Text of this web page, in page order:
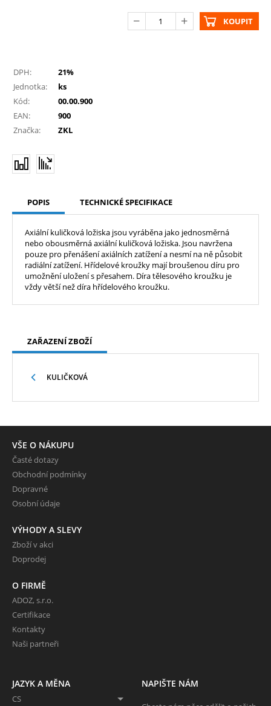
KOUPIT
DPH:
21%
Jednotka:
ks
Kód:
00.00.900
EAN:
900
Značka:
ZKL
POPIS TECHNICKÉ SPECIFIKACE
Axiální kuličková ložiska jsou vyráběna jako jednosměrná
nebo obousměrná axiální kuličková ložiska. Jsou navržena
pouze pro přenášení axiálních zatížení a nesmí na ně působit
radiální zatížení. Hřídelové kroužky mají broušenou díru pro
umožnění uložení s přesahem. Díra tělesového kroužku je
vždy větší než díra hřídelového kroužku.
ZAŘAZENÍ ZBOŽÍ
KULIČKOVÁ
VŠE O NÁKUPU
Časté dotazy
Obchodní podmínky
Dopravné
Osobní údaje
VÝHODY A SLEVY
Zboží v akci
Doprodej
O FIRMĚ
ADOZ, s.r.o.
Certifikace
Kontakty
Naši partneři
JAZYK A MĚNA
CS
NAPIŠTE NÁM